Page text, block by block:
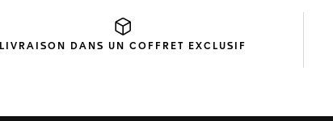
LIVRAISON DANS UN COFFRET EXCLUSIF